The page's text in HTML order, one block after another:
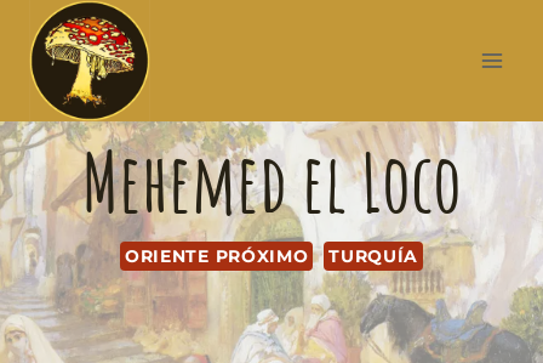
Mehemed el Loco
ORIENTE PRÓXIMO TURQUÍA